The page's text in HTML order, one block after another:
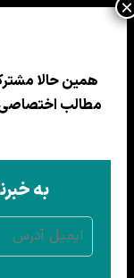
غذایی
غذایی دریافت
همین حالا
مطالب اختصاصی
به